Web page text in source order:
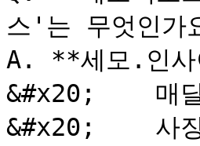
스'는 무엇인
A. **세모.인
&#x20;    매
&#x20;    사장